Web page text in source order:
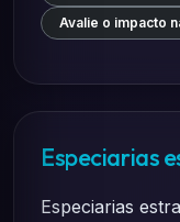
Avalie o impacto
Especiarias
Especiarias